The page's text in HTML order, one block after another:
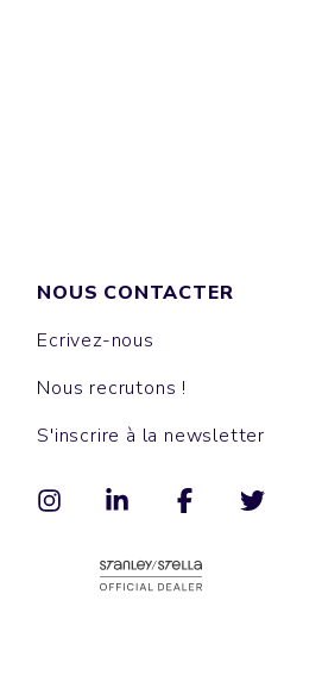
NOUS CONTACTER
Ecrivez-nous
Nous recrutons !
S'inscrire à la newsletter